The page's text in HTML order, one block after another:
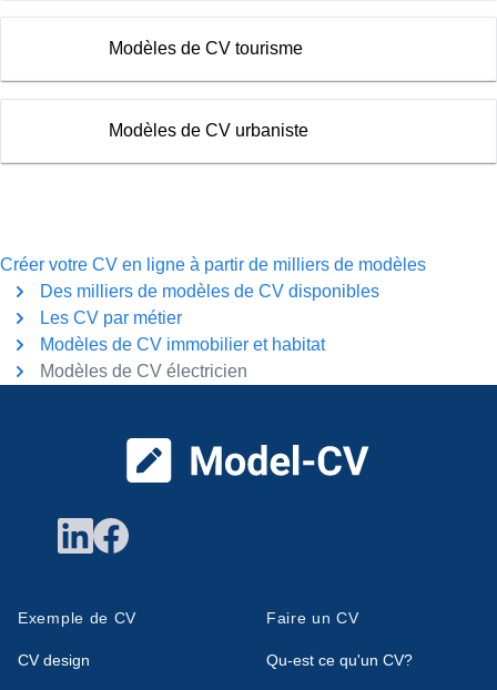
Modèles de CV tourisme
Modèles de CV urbaniste
Créer votre CV en ligne à partir de milliers de modèles
Des milliers de modèles de CV disponibles
Les CV par métier
Modèles de CV immobilier et habitat
Modèles de CV électricien
Exemple de CV
CV design
Faire un CV
Qu-est ce qu'un CV?